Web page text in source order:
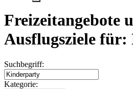
Freizeitangebote
Ausflugsziele
Suchbegriff:
Kategorie: